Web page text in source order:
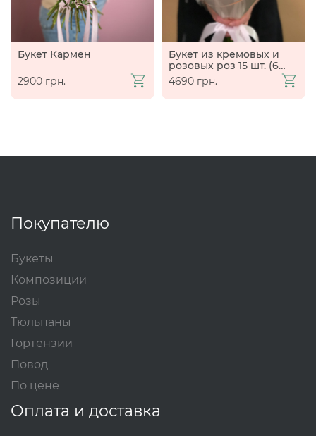
Букет Кармен
2900 грн.
Букет из кремовых и
розовых роз 15 шт. (60
см)
4690 грн.
Покупателю
Букеты
Композиции
Розы
Тюльпаны
Гортензии
Повод
По цене
Оплата и доставка